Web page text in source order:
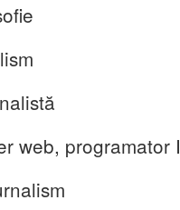
web, programator